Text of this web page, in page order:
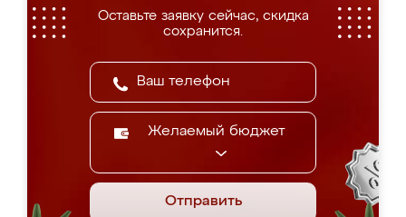
Оставьте заявку сейчас, скидка
сохранится.
Желаемый бюджет
Отправить